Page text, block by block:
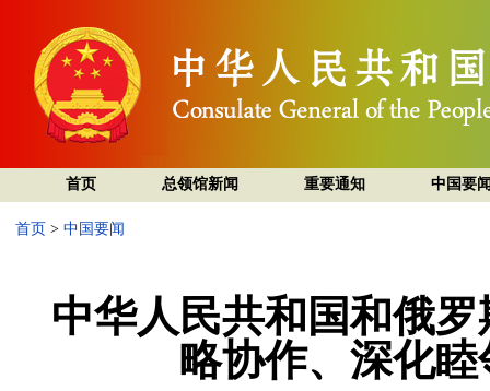
首页 总领馆新闻 重要通知 中国要
首页 > 中国要闻
中华人民共和国和俄
略协作、深化